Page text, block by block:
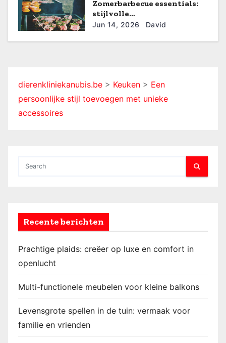
Zomerbarbecue essentials:
stijlvolle
buitenkeukeninrichting
Jun 14, 2026 David
dierenkliniekanubis.be > Keuken > Een
persoonlijke stijl toevoegen met unieke
accessoires
Recente berichten
Prachtige plaids: creëer op luxe en comfort in
openlucht
Multi-functionele meubelen voor kleine balkons
Levensgrote spellen in de tuin: vermaak voor
familie en vrienden